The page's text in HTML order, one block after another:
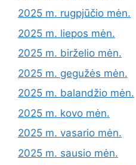
2025 m. rugpjūčio mėn.
2025 m. liepos mėn.
2025 m. birželio mėn.
2025 m. gegužės mėn.
2025 m. balandžio mėn.
2025 m. kovo mėn.
2025 m. vasario mėn.
2025 m. sausio mėn.